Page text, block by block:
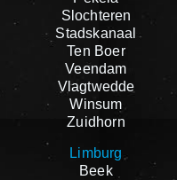
Slochteren
Stadskanaal
Ten Boer
Veendam
Vlagtwedde
Winsum
Zuidhorn
Limburg
Beek